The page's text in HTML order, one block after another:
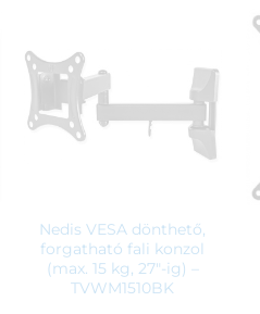
Nedis VESA dönthető,
forgatható fali konzol
(max. 15 kg, 27″-ig) –
TVWM1510BK